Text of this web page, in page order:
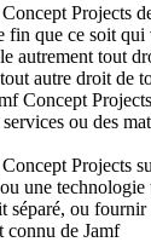
Projects
fin que ce soit
autrement tout
autre droit de
Concept
ou des
Projects
une technologie
séparé, ou
connu de Jamf